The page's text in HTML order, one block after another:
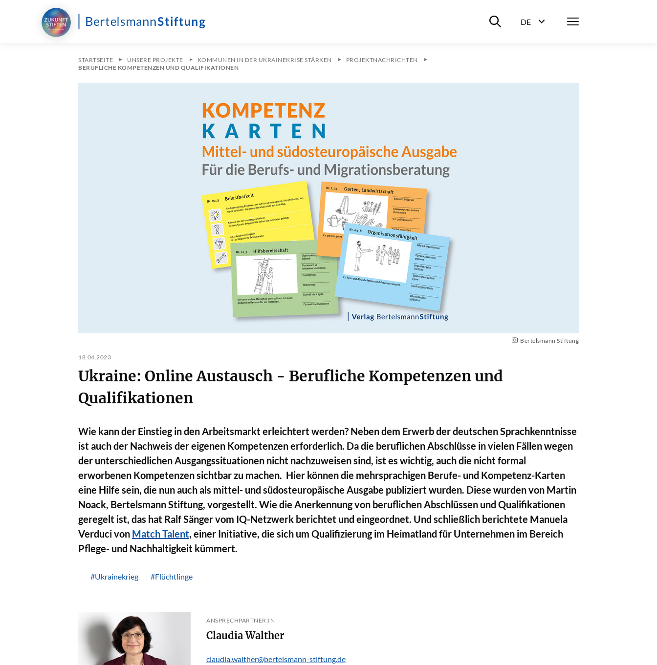
Suche ein-/ausblenden
DE
Menü
STARTSEITE UNSERE PROJEKTE KOMMUNEN IN DER UKRAINEKRISE STÄRKEN
PROJEKTNACHRICHTEN
BERUFLICHE KOMPETENZEN UND QUALIFIKATIONEN
Bertelsmann Stiftung
18.04.2023
Ukraine: Online Austausch - Berufliche Kompetenzen und
Qualifikationen
Wie kann der Einstieg in den Arbeitsmarkt erleichtert werden? Neben dem Erwerb der deutschen Sprachkenntnisse
ist auch der Nachweis der eigenen Kompetenzen erforderlich. Da die beruflichen Abschlüsse in vielen Fällen wegen
der unterschiedlichen Ausgangssituationen nicht nachzuweisen sind, ist es wichtig, auch die nicht formal
erworbenen Kompetenzen sichtbar zu machen. Hier können die mehrsprachigen Berufe- und Kompetenz-Karten
eine Hilfe sein, die nun auch als mittel- und südosteuropäische Ausgabe publiziert wurden. Diese wurden von Martin
Noack, Bertelsmann Stiftung, vorgestellt. Wie die Anerkennung von beruflichen Abschlüssen und Qualifikationen
geregelt ist, das hat Ralf Sänger vom IQ-Netzwerk berichtet und eingeordnet. Und schließlich berichtete Manuela
Verduci von Match Talent, einer Initiative, die sich um Qualifizierung im Heimatland für Unternehmen im Bereich
Pflege- und Nachhaltigkeit kümmert.
#Ukrainekrieg #Flüchtlinge
ANSPRECHPARTNER:IN
Claudia Walther
claudia.walther@bertelsmann-stiftung.de